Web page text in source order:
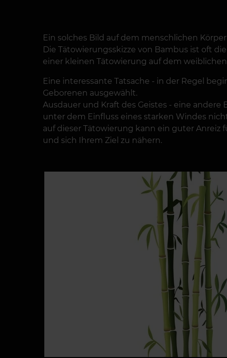
Ein solches Bild auf dem menschlichen
Die Tätowierungsskizze von Bambus ist oft
einer kleinen Tätowierung auf dem
Eine interessante Tatsache - in der Regel
Geborenen ausgewählt.
Ausdauer und Kraft des Geistes - eine
unter dem Einfluss eines starken Windes
auf dieser Tätowierung kann ein guter Anreiz
und sich Ihrem Ziel zu nähern.